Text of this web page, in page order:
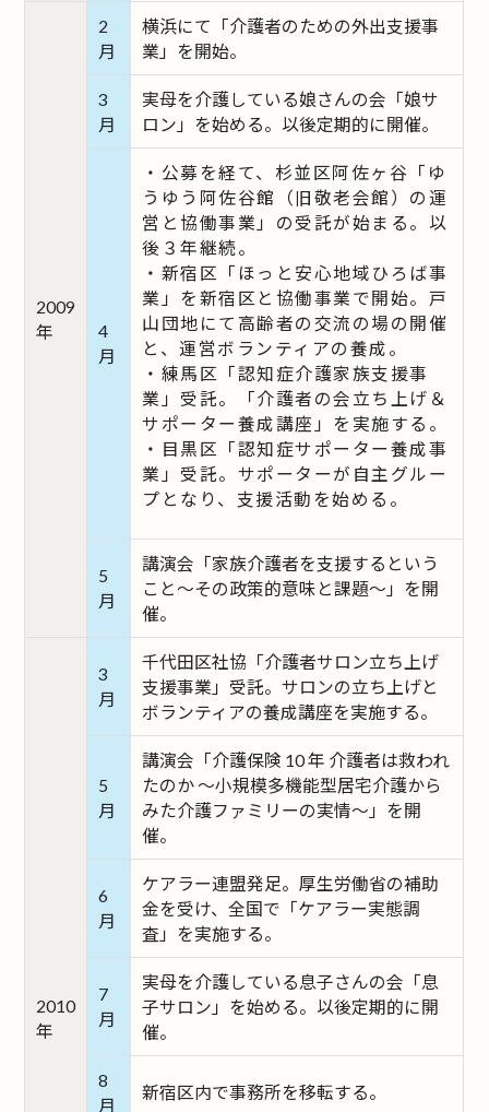
2009
年
2
月
横浜にて「介護者のための外出支援事
業」を開始。
3
月
実母を介護している娘さんの会「娘サ
ロン」を始める。以後定期的に開催。
4
月
・公募を経て、杉並区阿佐ヶ谷「ゆ
うゆう阿佐谷館（旧敬老会館）の運
営と協働事業」の受託が始まる。以
後３年継続。
・新宿区「ほっと安心地域ひろば事
業」を新宿区と協働事業で開始。戸
山団地にて高齢者の交流の場の開催
と、運営ボランティアの養成。
・練馬区「認知症介護家族支援事
業」受託。「介護者の会立ち上げ＆
サポーター養成講座」を実施する。
・目黒区「認知症サポーター養成事
業」受託。サポーターが自主グルー
プとなり、支援活動を始める。
5
月
講演会「家族介護者を支援するという
こと～その政策的意味と課題～」を開
催。
2010
年
3
月
千代田区社協「介護者サロン立ち上げ
支援事業」受託。サロンの立ち上げと
ボランティアの養成講座を実施する。
5
月
講演会「介護保険 10 年 介護者は救われ
たのか ～小規模多機能型居宅介護から
みた介護ファミリーの実情～」を開
催。
6
月
ケアラー連盟発足。厚生労働省の補助
金を受け、全国で「ケアラー実態調
査」を実施する。
7
月
実母を介護している息子さんの会「息
子サロン」を始める。以後定期的に開
催。
8
月
新宿区内で事務所を移転する。